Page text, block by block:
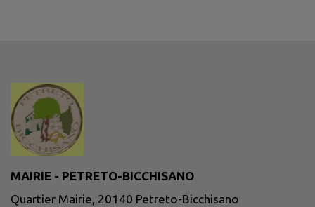
MAIRIE - PETRETO-BICCHISANO
Quartier Mairie, 20140 Petreto-Bicchisano